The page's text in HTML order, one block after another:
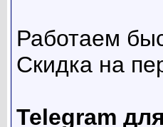
Работаем
Скидка на
Telegram